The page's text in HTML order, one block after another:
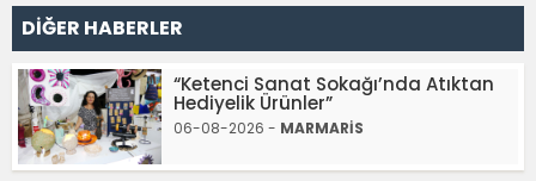
DİĞER HABERLER
“Ketenci Sanat Sokağı’nda Atıktan
Hediyelik Ürünler”
06-08-2026 - MARMARİS